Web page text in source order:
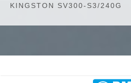
KINGSTON SV300-S3/240G